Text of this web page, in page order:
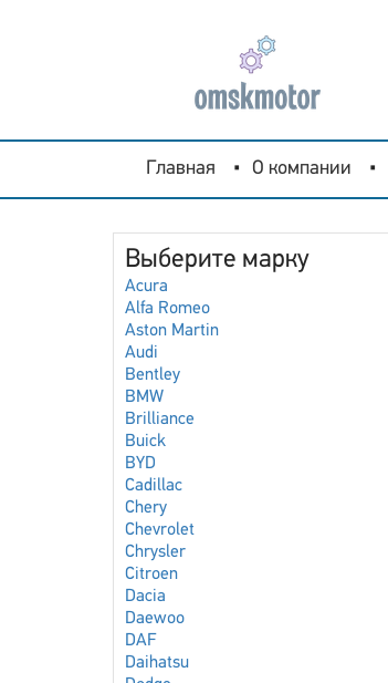
Главная О компании
Выберите марку
Acura
Alfa Romeo
Aston Martin
Audi
Bentley
BMW
Brilliance
Buick
BYD
Cadillac
Chery
Chevrolet
Chrysler
Citroen
Dacia
Daewoo
DAF
Daihatsu